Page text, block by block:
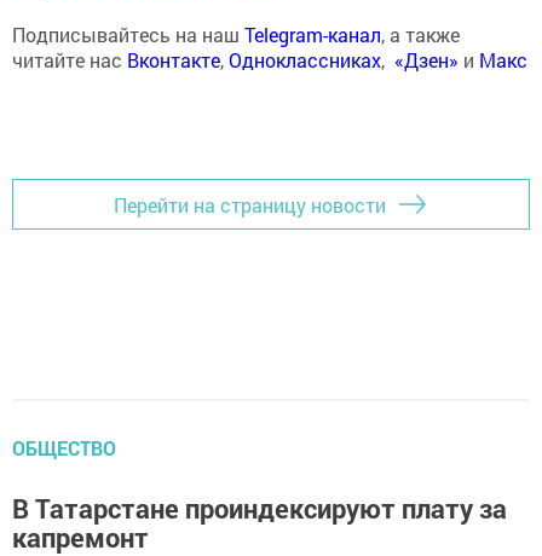
Подписывайтесь на наш Telegram-канал, а также
читайте нас Вконтакте,Одноклассниках, «Дзен» и Макс
Перейти на страницу новости
ОБЩЕСТВО
В Татарстане проиндексируют плату за
капремонт